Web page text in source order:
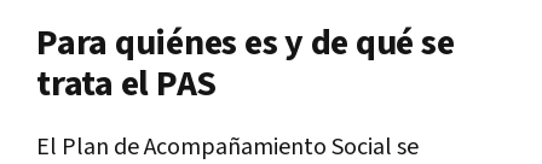
Para quiénes es y de qué se
trata el PAS
El Plan de Acompañamiento Social se